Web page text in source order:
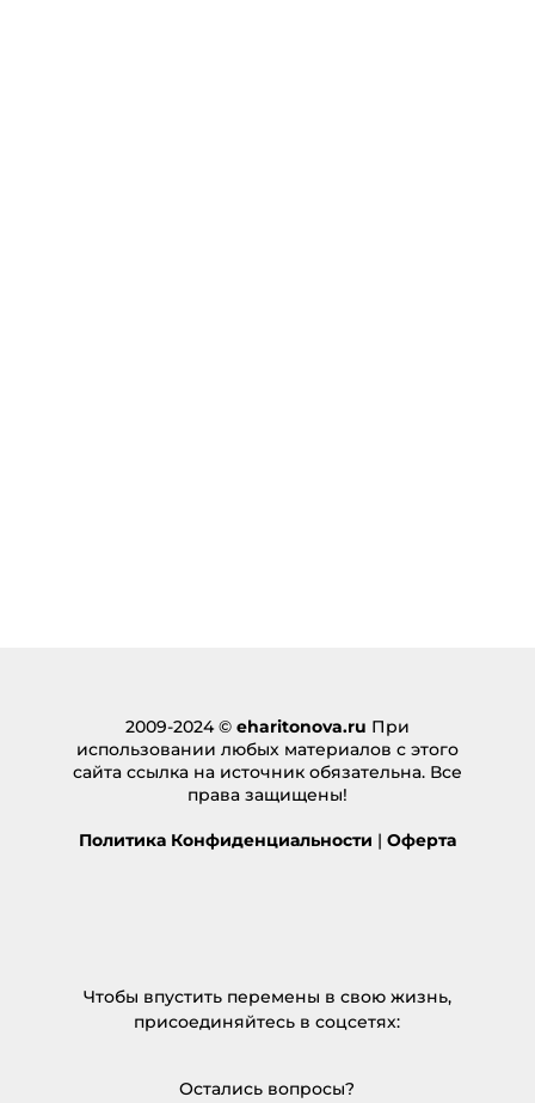
2009-2024 © eharitonova.ru При
использовании любых материалов с этого
сайта ссылка на источник обязательна. Все
права защищены!
Политика Конфиденциальности | Оферта
Чтобы впустить перемены в свою жизнь,
присоединяйтесь в соцсетях:
Остались вопросы?